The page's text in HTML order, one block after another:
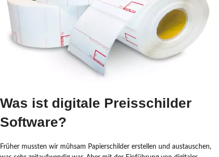
Was ist digitale Preisschilder
Software?
Früher mussten wir mühsam Papierschilder erstellen und austauschen,